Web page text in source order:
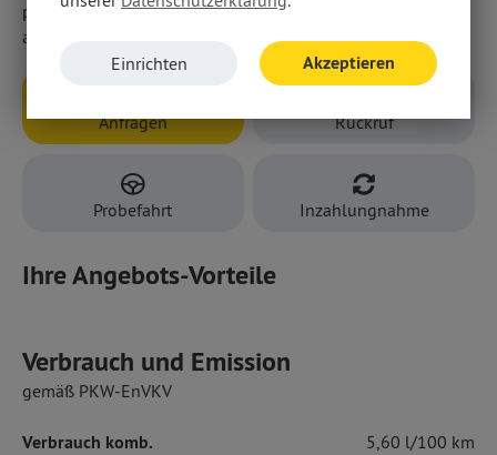
persönlicher Anwesenheit in unseren Geschäftsräumen
anbieten.
Anfragen Rückruf
Probefahrt Inzahlungnahme
Ihre Angebots-Vorteile
Verbrauch und Emission
gemäß PKW-EnVKV
Verbrauch komb. 5,60 l/100 km
Einrichten Akzeptieren